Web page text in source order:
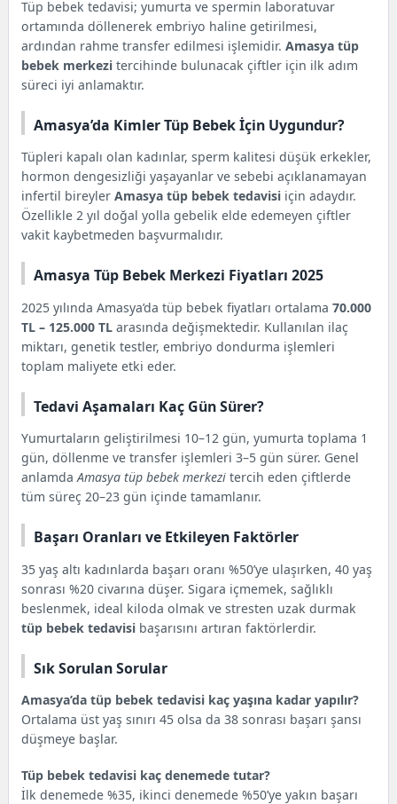
Tüp bebek tedavisi; yumurta ve spermin laboratuvar
ortamında döllenerek embriyo haline getirilmesi,
ardından rahme transfer edilmesi işlemidir.Amasya tüp
bebek merkezi tercihinde bulunacak çiftler için ilk adım
süreci iyi anlamaktır.
Amasya’da Kimler Tüp Bebek İçin Uygundur?
Tüpleri kapalı olan kadınlar, sperm kalitesi düşük erkekler,
hormon dengesizliği yaşayanlar ve sebebi açıklanamayan
infertil bireylerAmasya tüp bebek tedavisi için adaydır.
Özellikle 2 yıl doğal yolla gebelik elde edemeyen çiftler
vakit kaybetmeden başvurmalıdır.
Amasya Tüp Bebek Merkezi Fiyatları 2025
2025 yılında Amasya’da tüp bebek fiyatları ortalama70.000
TL – 125.000 TL arasında değişmektedir. Kullanılan ilaç
miktarı, genetik testler, embriyo dondurma işlemleri
toplam maliyete etki eder.
Tedavi Aşamaları Kaç Gün Sürer?
Yumurtaların geliştirilmesi 10–12 gün, yumurta toplama 1
gün, döllenme ve transfer işlemleri 3–5 gün sürer. Genel
anlamdaAmasya tüp bebek merkezi tercih eden çiftlerde
tüm süreç 20–23 gün içinde tamamlanır.
Başarı Oranları ve Etkileyen Faktörler
35 yaş altı kadınlarda başarı oranı %50’ye ulaşırken, 40 yaş
sonrası %20 civarına düşer. Sigara içmemek, sağlıklı
beslenmek, ideal kiloda olmak ve stresten uzak durmak
tüp bebek tedavisi başarısını artıran faktörlerdir.
Sık Sorulan Sorular
Amasya’da tüp bebek tedavisi kaç yaşına kadar yapılır?
Ortalama üst yaş sınırı 45 olsa da 38 sonrası başarı şansı
düşmeye başlar.
Tüp bebek tedavisi kaç denemede tutar?
İlk denemede %35, ikinci denemede %50’ye yakın başarı